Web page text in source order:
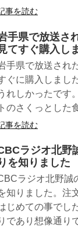
事を読む
手県で放送さ
てすぐ購入し
手県で放送され
ぐに購入しまし
れしかったです
トのさくっとした
事を読む
ラジオ北野
りを知りました
ラジオ北野誠
知りました。注
じめての事でし
であり想像通り